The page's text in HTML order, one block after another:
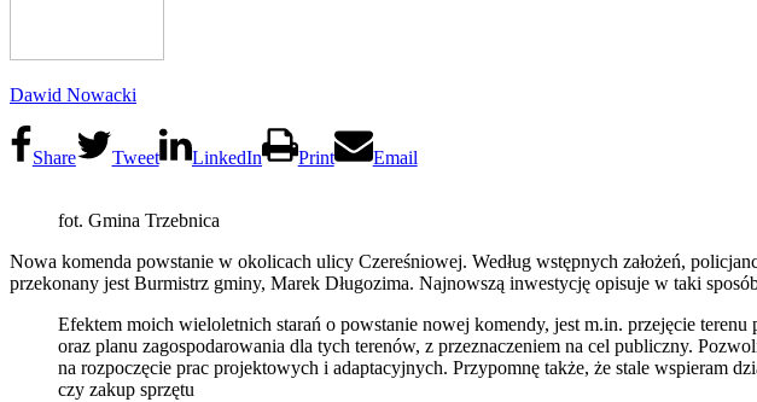
Dawid Nowacki
Share Tweet LinkedIn Print Email
fot. Gmina Trzebnica
Nowa komenda powstanie w okolicach ulicy Czereśniowej. Według wstępnych założeń,
przekonany jest Burmistrz gminy, Marek Długozima. Najnowszą inwestycję opisuje w taki
Efektem moich wieloletnich starań o powstanie nowej komendy, jest m.in. przejęcie
oraz planu zagospodarowania dla tych terenów, z przeznaczeniem na cel publiczny.
na rozpoczęcie prac projektowych i adaptacyjnych. Przypomnę także, że stale wspieram
czy zakup sprzętu